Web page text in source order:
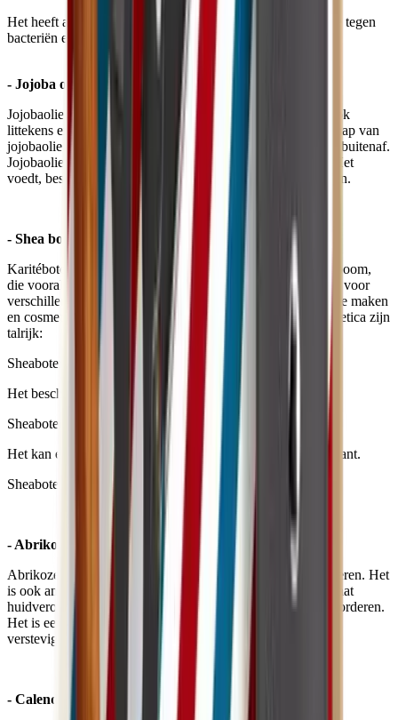
Het heeft antiseptische eigenschappen en vormt een barrière tegen
bacteriën en virussen.
- Jojoba olie
Jojobaolie helpt de gevoelige huid te kalmeren. Het helpt ook
littekens en huidstriem te verminderen. Een andere eigenschap van
jojobaolie is dat het de huid beschermt tegen invloeden van buitenaf.
Jojobaolie kan ook worden gebruikt voor haarverzorging. Het
voedt, beschermt en revitaliseert de haarlengte en haarpunten.
- Shea boter
Karitéboter is een plantaardige olie afkomstig van de karitéboom,
die vooral op de Afrikaanse savannen groeit. Sheaboter kan voor
verschillende doeleinden worden gebruikt: koken, chocolade maken
en cosmetica. De eigenschappen van karitéboter in de cosmetica zijn
talrijk:
Sheaboter beschermt de huid tegen uitdroging.
Het beschermt de huid tegen de zon.
Sheaboter heeft een anti-verouderingseffect op de huid.
Het kan effectief zijn tegen ontstekingen en is ook anti-oxidant.
Sheaboter wordt ook gebruikt als een genezend middel.
- Abrikozenpitolie:
Abrikozenpitolie helpt de huid te revitaliseren en te regenereren. Het
is ook anti-verouderend en anti-oxidant. Abrikozenpitolie gaat
huidveroudering effectief tegen door celvernieuwing te bevorderen.
Het is een olie vol andere deugden: ze tonifieert, hydrateert,
verstevigt, voedt, bestrijdt ontstekingen, ...
- Calendula: